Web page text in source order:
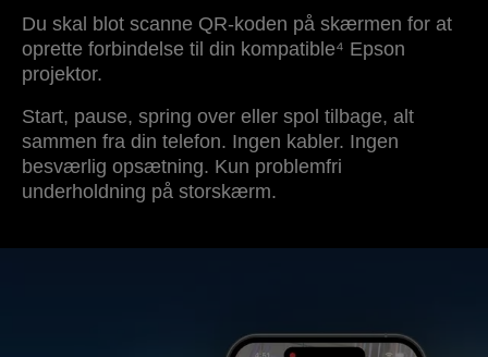
Du skal blot scanne QR-koden på skærmen for at
oprette forbindelse til din kompatible⁴ Epson
projektor.
Start, pause, spring over eller spol tilbage, alt
sammen fra din telefon. Ingen kabler. Ingen
besværlig opsætning. Kun problemfri
underholdning på storskærm.